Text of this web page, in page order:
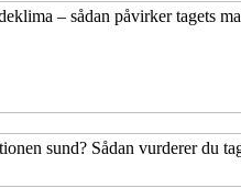
– sådan påvirker tagets
sund? Sådan vurderer du